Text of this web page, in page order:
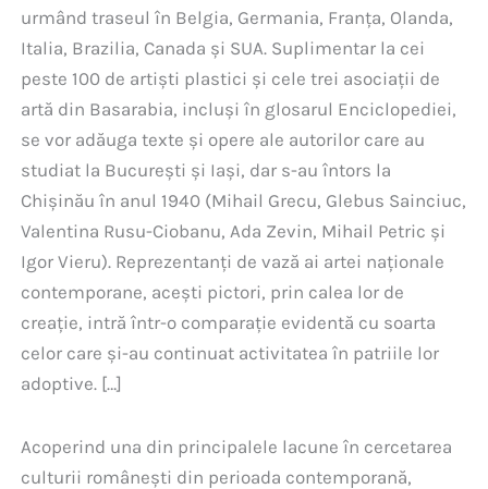
urmând traseul în Belgia, Germania, Franța, Olanda,
Italia, Brazilia, Canada și SUA. Suplimentar la cei
peste 100 de artiști plastici și cele trei asociații de
artă din Basarabia, incluși în glosarul Enciclopediei,
se vor adăuga texte și opere ale autorilor care au
studiat la București și Iași, dar s-au întors la
Chișinău în anul 1940 (Mihail Grecu, Glebus Sainciuc,
Valentina Rusu-Ciobanu, Ada Zevin, Mihail Petric și
Igor Vieru). Reprezentanți de vază ai artei naționale
contemporane, acești pictori, prin calea lor de
creație, intră într-o comparație evidentă cu soarta
celor care și-au continuat activitatea în patriile lor
adoptive. […]
Acoperind una din principalele lacune în cercetarea
culturii românești din perioada contemporană,